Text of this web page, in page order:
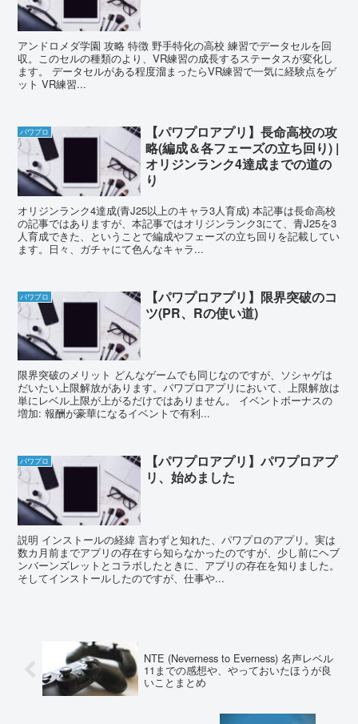
アンドロメダ学園 攻略 特徴 野手特化の高校 練習でデータセルを回
収。このセルの種類のより、VR練習の成長するステータスが変化し
ます。 データセルがある程度溜まったらVR練習で一気に経験点をゲ
ット VR練習...
パワプロ
【パワプロアプリ】長命高校の攻
略(編成＆各フェーズの立ち回り) |
オリジンランク4達成までの道の
り
オリジンランク4達成(青J25以上のキャラ3人育成) 本記事は長命高校
の記事ではありますが、本記事ではオリジンランク3にて、青J25を3
人育成できた、ということで編成やフェーズの立ち回りを記載してい
ます。日々、ガチャにて色んなキャラ...
パワプロ
【パワプロアプリ】限界突破のコ
ツ(PR、Rの使い道)
限界突破のメリット どんなゲームでも同じなのですが、ソシャゲは
だいたい上限解放があります。パワプロアプリにおいて、上限解放は
単にレベル上限が上がるだけではありません。 イベントボーナスの
増加: 報酬が豪華になるイベントで有利...
パワプロ
【パワプロアプリ】パワプロアプ
リ、始めました
説明 インストールの経緯 言わずと知れた、パワプロのアプリ。実は
数カ月前までアプリの存在すら知らなかったのですが、少し前にヘブ
ンバーンズレットとコラボしたときに、アプリの存在を知りました。
そしてインストールしたのですが、仕事や...
NTE (Neverness to Everness) 名声レベル
11までの感想や、やっておいたほうが良
いことまとめ